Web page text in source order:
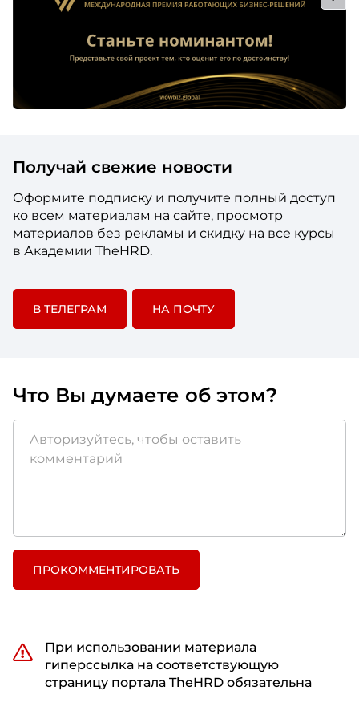
Игорь Мишин:
Это такая прям история про победу над
собой. Показательная, очень яркая и очень
Получай свежие новости
Оформите подписку и получите полный доступ
ко всем материалам на сайте, просмотр
материалов без рекламы и скидку на все курсы
в Академии TheHRD.
В ТЕЛЕГРАМ НА ПОЧТУ
Что Вы думаете об этом?
ПРОКОММЕНТИРОВАТЬ
При использовании материала
гиперссылка на соответствующую
страницу портала TheHRD обязательна